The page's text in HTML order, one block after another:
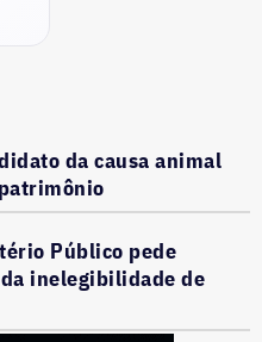
da causa animal
Público pede
inelegibilidade de